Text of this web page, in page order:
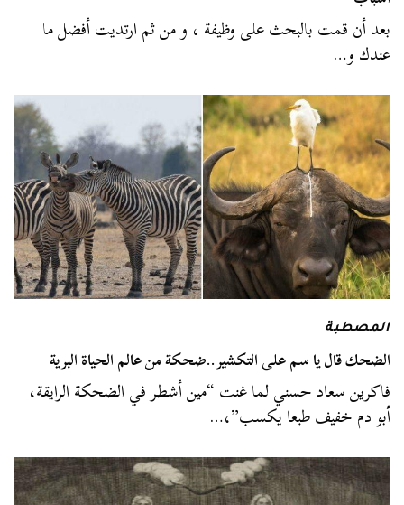
بعد أن قمت بالبحث على وظيفة ، و من ثم ارتديت أفضل ما
عندك و…
المصطبة
الضحك قال يا سم على التكشير..ضحكة من عالم الحياة البرية
فاكرين سعاد حسني لما غنت “مين أشطر في الضحكة الرايقة،
أبو دم خفيف طبعا يكسب”،…